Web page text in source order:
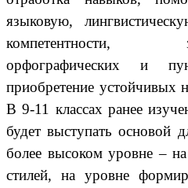
языковую,
компетентности,
орфографических и
приобретение устойчивых
В 9-11 классах ранее
будет выступать основой
более высоком уровне –
стилей, на уровне